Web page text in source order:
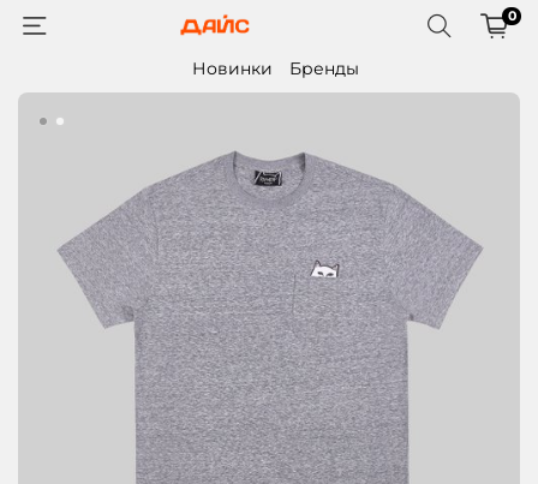
0
Новинки Бренды